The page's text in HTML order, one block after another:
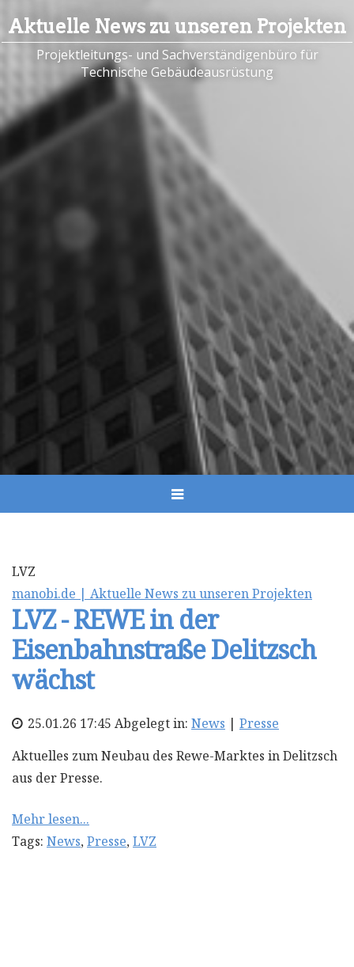
Aktuelle News zu unseren Projekten
Projektleitungs- und Sachverständigenbüro für
Technische Gebäudeausrüstung
LVZ
manobi.de | Aktuelle News zu unseren Projekten
LVZ - REWE in der
Eisenbahnstraße Delitzsch
wächst
25.01.26 17:45 Abgelegt in: News | Presse
Aktuelles zum Neubau des Rewe-Marktes in Delitzsch
aus der Presse.
Mehr lesen...
Tags: News,Presse,LVZ